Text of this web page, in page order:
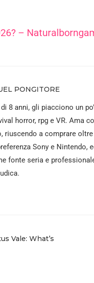
–
PONGITORE
8 anni, gli piacciono un
horror, rpg e VR. Ama
riuscendo a comprare
Sony e Nintendo,
fonte seria e
Vale: What’s